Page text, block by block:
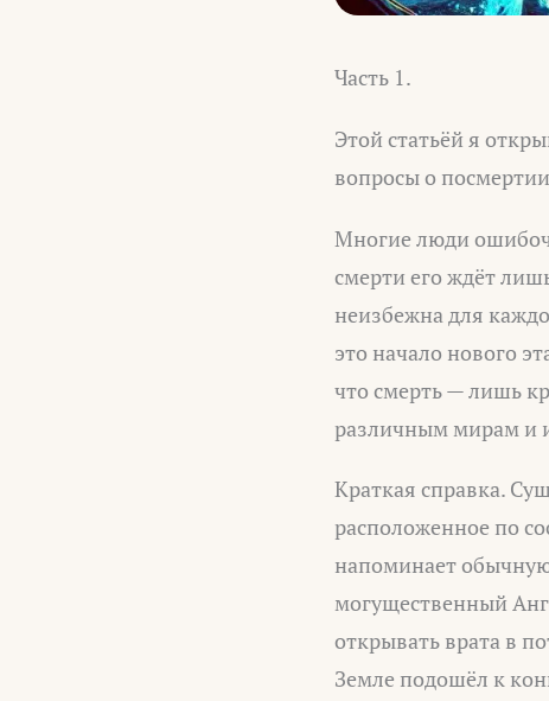
Часть 1.
Этой статьёй я
вопросы о
Многие люди
смерти его ждёт
неизбежна для
это начало нового
что смерть — лишь
различным мирам и
Краткая справка.
расположенное по
напоминает обычную
могущественный
открывать врата в
Земле подошёл к